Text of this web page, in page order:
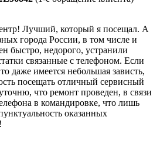
Лучший, который я посещал. А
города России, в том числе и
быстро, недорого, устранили
связанные с телефоном. Если
даже имеется небольшая зависть,
посещать отличный сервисный
что ремонт проведен, в связи
в командировке, что лишь
оказанных